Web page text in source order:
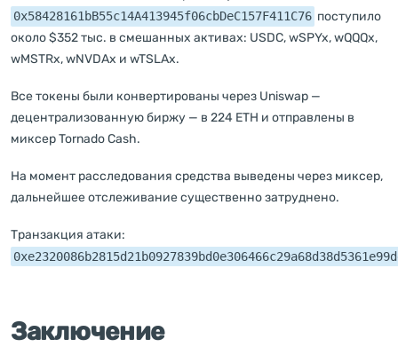
0x58428161bB55c14A413945f06cbDeC157F411C76 поступило
около $352 тыс. в смешанных активах: USDC, wSPYx, wQQQx,
wMSTRx, wNVDAx и wTSLAx.
Все токены были конвертированы через Uniswap —
децентрализованную биржу — в 224 ETH и отправлены в
миксер Tornado Cash.
На момент расследования средства выведены через миксер,
дальнейшее отслеживание существенно затруднено.
Транзакция атаки:
Заключение